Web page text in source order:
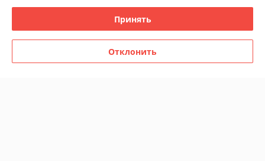
Сайт создан на платформе Deal.by
Принять
Отклонить